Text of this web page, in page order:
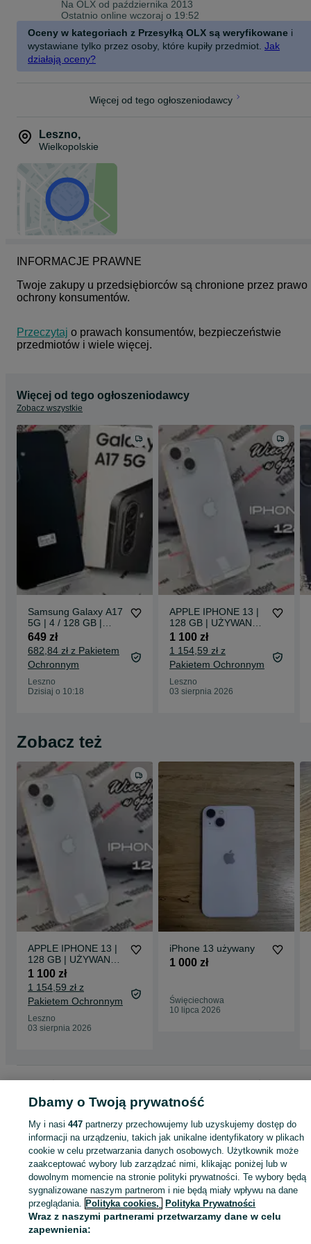
W Naszej ofercie dodatkowo znajdziesz wszystkie akcesoria
niezbędne do Twojego telefonu; szkła ( najlepsze w mieście;) )
produktów.
Zapraszamy na ul.Bracką 13 w Lesznie, bliżej Rynku :)
Na OLX od października 2013
Ostatnio online wczoraj o 19:52
Oceny w kategoriach z Przesyłką OLX są weryfikowane i
wystawiane tylko przez osoby, które kupiły przedmiot. Jak
działają oceny?
Więcej od tego ogłoszeniodawcy
Leszno,
Wielkopolskie
INFORMACJE PRAWNE
Twoje zakupy u przedsiębiorców są chronione przez prawo
ochrony konsumentów.
Przeczytaj o prawach konsumentów, bezpieczeństwie
przedmiotów i wiele więcej.
Więcej od tego ogłoszeniodawcy
Zobacz wszystkie
Samsung Galaxy A17
5G | 4 / 128 GB |
POWYSTAWOWY |
SZKŁO GRATIS |
kilka sztuk
649 zł
682,84 zł z Pakietem
Ochronnym
Leszno
Dzisiaj o 10:18
APPLE IPHONE 13 |
128 GB | UŻYWANY |
Kondycja Baterii- 88%
| Szkło GRATIS
1 100 zł
1 154,59 zł z
Pakietem Ochronnym
Leszno
03 sierpnia 2026
Zobacz też
APPLE IPHONE 13 |
128 GB | UŻYWANY |
Kondycja Baterii- 88%
| Szkło GRATIS
1 100 zł
1 154,59 zł z
Pakietem Ochronnym
Leszno
03 sierpnia 2026
iPhone 13 używany
1 000 zł
Święciechowa
10 lipca 2026
Strona główna Elektronika Telefony
Smartfony i telefony komórkowe
iPhone
iPhone - Wielkopolskie iPhone - Leszno
KATEGORIA
ID:1058162911 Wyświetlenia:
Kup
Dbamy o Twoją prywatność
My i nasi447 partnerzy przechowujemy lub uzyskujemy dostęp do
informacji na urządzeniu, takich jak unikalne identyfikatory w plikach
cookie w celu przetwarzania danych osobowych. Użytkownik może
zaakceptować wybory lub zarządzać nimi, klikając poniżej lub w
dowolnym momencie na stronie polityki prywatności. Te wybory będą
sygnalizowane naszym partnerom i nie będą miały wpływu na dane
przeglądania. Polityka cookies, Polityka Prywatności
Wraz z naszymi partnerami przetwarzamy dane w celu
zapewnienia: